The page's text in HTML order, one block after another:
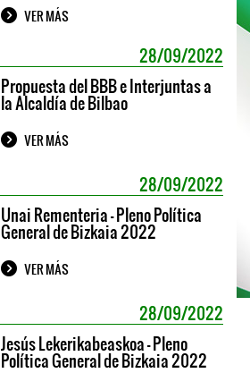
VER MÁS
28/09/2022
Propuesta del BBB e Interjuntas a
la Alcaldía de Bilbao
VER MÁS
28/09/2022
Unai Rementeria - Pleno Política
General de Bizkaia 2022
VER MÁS
28/09/2022
Jesús Lekerikabeaskoa - Pleno
Política General de Bizkaia 2022